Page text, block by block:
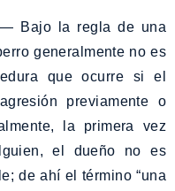
— Bajo la regla de una
generalmente no es
que ocurre si el
previamente o
la primera vez
el dueño no es
de ahí el término “una